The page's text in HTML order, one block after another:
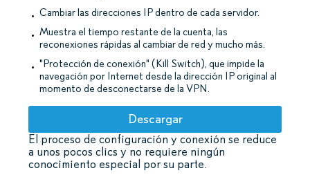
Cambiar las direcciones IP dentro de cada servidor.
Muestra el tiempo restante de la cuenta, las
reconexiones rápidas al cambiar de red y mucho más.
"Protección de conexión" (Kill Switch), que impide la
navegación por Internet desde la dirección IP original al
momento de desconectarse de la VPN.
Descargar
El proceso de configuración y conexión se reduce
a unos pocos clics y no requiere ningún
conocimiento especial por su parte.